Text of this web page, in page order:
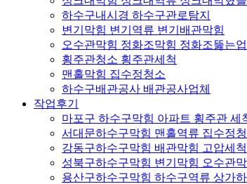
하수구내시경 하수구관로탐지
변기막힘 변기역류 변기배관막힘
오수관막힘 정화조막힘 정화조뚫는업
횡주관청소 횡주관세척
맨홀막힘 집수정청소
하수구배관공사 배관공사업체
작업후기
마포구 하수구막힘 아파트 횡주관 세
서대문하수구막힘 맨홀역류 집수정
강동구하수구막힘 배관막힘 고압세척
성북구하수구막힘 변기막힘 오수관
용산구하수구막힘 하수구역류 상가